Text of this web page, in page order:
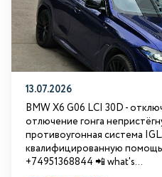
13.07.2026
BMW X6 G06 LCI 30D -
отлючение гонга
противоугонная система
квалифицированную
+74951368844 📲 what's...